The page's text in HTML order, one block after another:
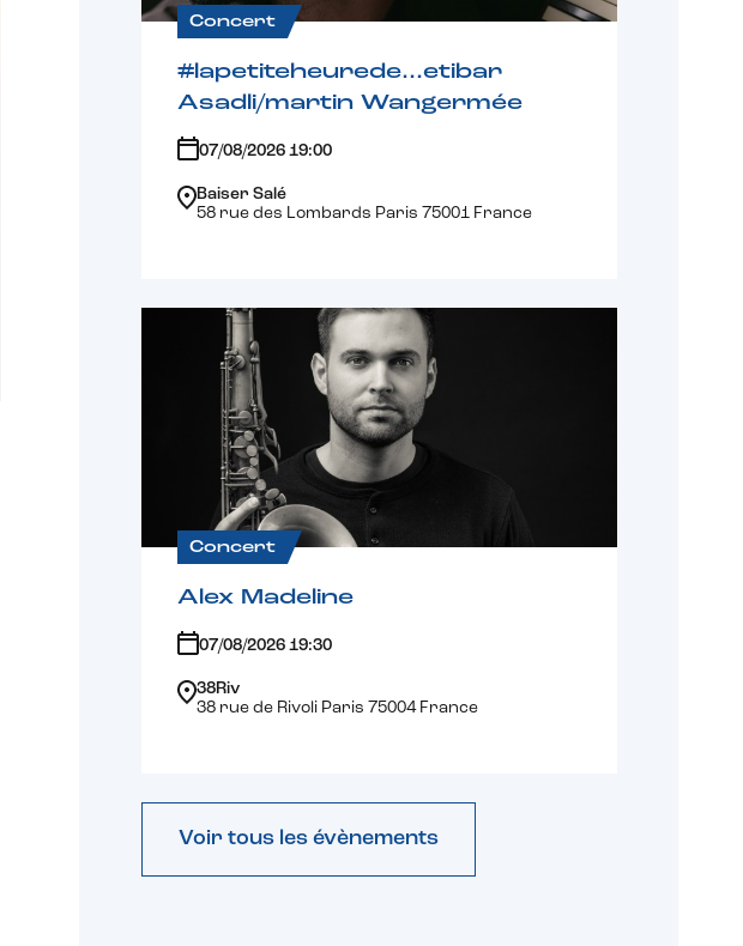
Concert
#lapetiteheurede…etibar
Asadli/martin Wangermée
07/08/2026 19:00
Baiser Salé
58 rue des Lombards Paris 75001 France
Concert
Alex Madeline
07/08/2026 19:30
38Riv
38 rue de Rivoli Paris 75004 France
Voir tous les évènements